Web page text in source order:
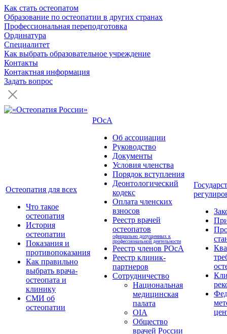
Как стать остеопатом
Образование по остеопатии в других странах
Профессиональная переподготовка
Ординатура
Специалитет
Как выбрать образовательное учреждение
Контакты
Контактная информация
Задать вопрос
Остеопатия для всех
Что такое
остеопатия
История
остеопатии
Показания и
противопоказания
Как правильно
выбрать врача-
остеопата и
клинику
СМИ об
остеопатии
РОсА
Об ассоциации
Руководство
Документы
Условия членства
Порядок вступления
Деонтологический
кодекс
Оплата членских
взносов
Реестр врачей
остеопатов
официально допущенных к
профессиональной деятельности
Реестр членов РОсА
Реестр клиник-
партнеров
Сотрудничество
Национальная
медицинская
палата
OIA
Общество
врачей России